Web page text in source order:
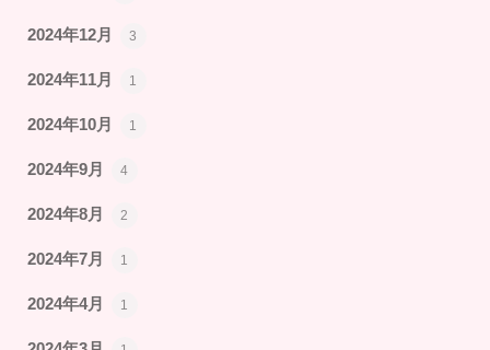
2024年12月 3
2024年11月 1
2024年10月 1
2024年9月 4
2024年8月 2
2024年7月 1
2024年4月 1